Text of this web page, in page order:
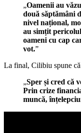
„Oamenii au
două săptămâni
nivel național,
au simțit
oameni cu cap
vot.”
La final, Cilibiu spune că
„Sper și cred că
Prin crize
muncă,